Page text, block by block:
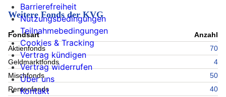
Weitere Fonds der KVG
Fondsart
Anzahl
Aktienfonds
70
Geldmarktfonds
4
Mischfonds
50
Rentenfonds
40
Barrierefreiheit
Nutzungsbedingungen
Teilnahmebedingungen
Cookies & Tracking
Vertrag kündigen
Vertrag widerrufen
Über uns
Kontakt